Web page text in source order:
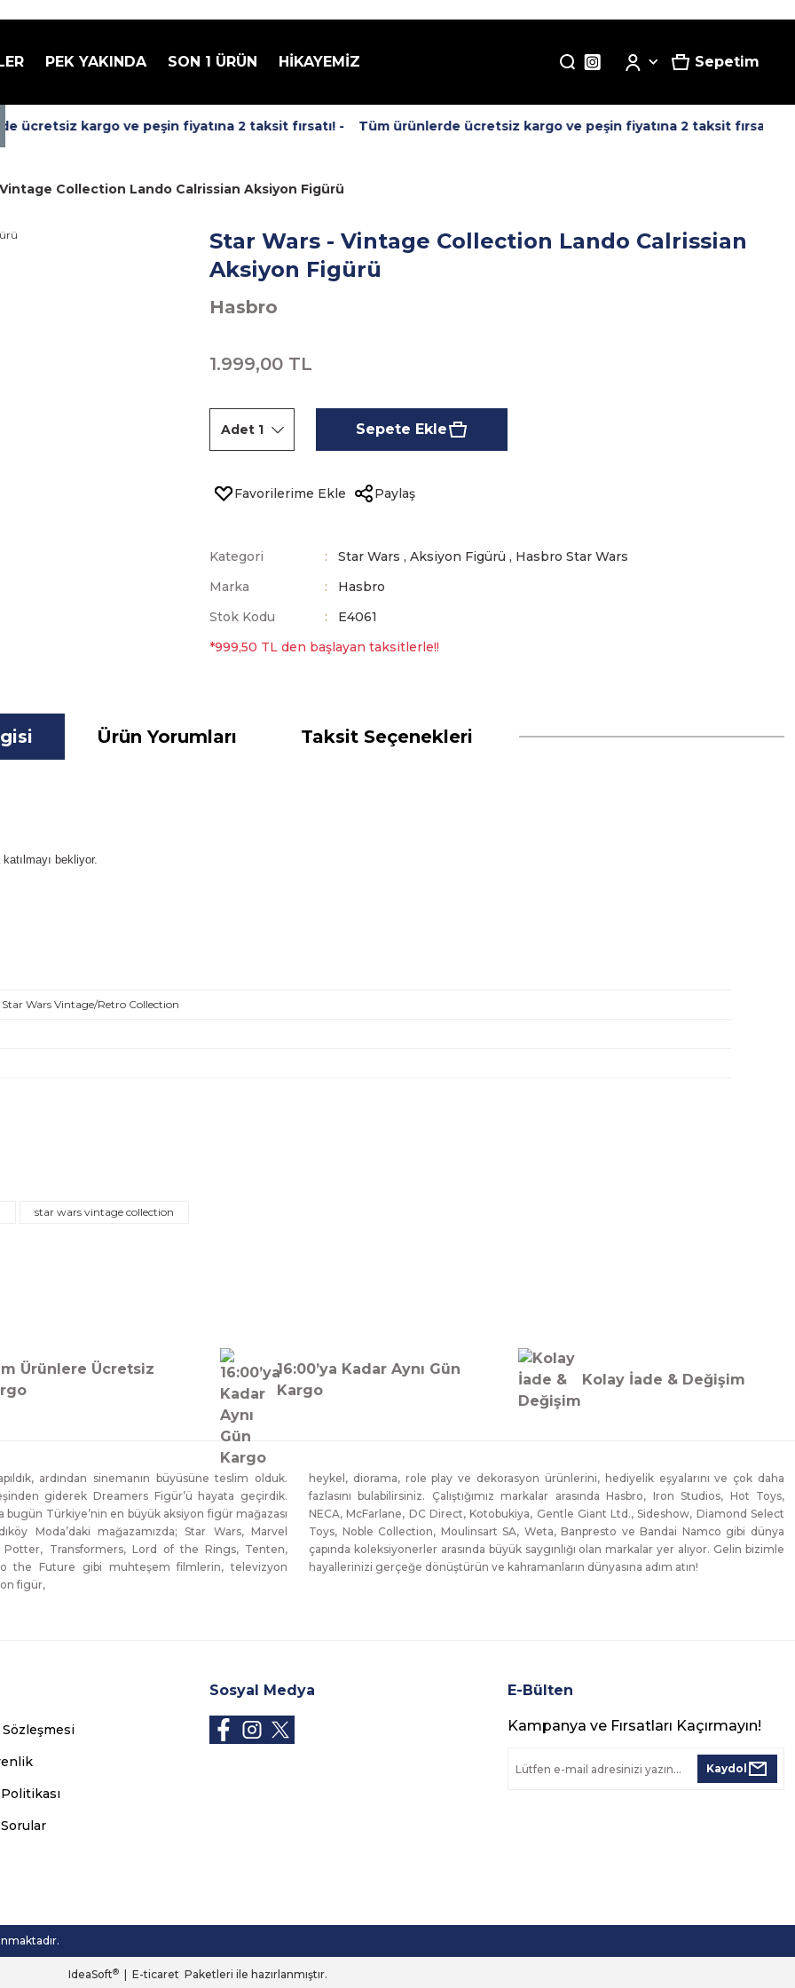
PEK YAKINDA SON 1 ÜRÜN HİKAYEMİZ Sepetim
ücretsiz kargo ve peşin fiyatına 2 taksit fırsatı! - Tüm ürünlerde ücretsiz kargo ve peşin fiyatına 2 taksit fırsatı! -
Collection Lando Calrissian Aksiyon Figürü
Star Wars - Vintage Collection Lando Calrissian
Aksiyon Figürü
Hasbro
1.999,00 TL
Sepete Ekle
Paylaş
Kategori Star Wars , Aksiyon Figürü , Hasbro Star Wars
Marka
Hasbro
Stok Kodu
E4061
*999,50 TL den başlayan taksitlerle!!
Ürün Yorumları Taksit Seçenekleri
bekliyor.
Wars Vintage/Retro Collection
star wars vintage collection
Ürünlere Ücretsiz
16:00’ya Kadar Aynı Gün
Kargo
Kolay İade & Değişim
ardından sinemanın büyüsüne teslim olduk.
giderek Dreamers Figür’ü hayata geçirdik.
bugün Türkiye’nin en büyük aksiyon figür mağazası
Moda’daki mağazamızda; Star Wars, Marvel
Potter, Transformers, Lord of the Rings, Tenten,
the Future gibi muhteşem filmlerin, televizyon
figür,
heykel, diorama, role play ve dekorasyon ürünlerini, hediyelik eşyalarını ve çok daha
fazlasını bulabilirsiniz. Çalıştığımız markalar arasında Hasbro, Iron Studios, Hot Toys,
NECA, McFarlane, DC Direct, Kotobukiya, Gentle Giant Ltd., Sideshow, Diamond Select
Toys, Noble Collection, Moulinsart SA, Weta, Banpresto ve Bandai Namco gibi dünya
çapında koleksiyonerler arasında büyük saygınlığı olan markalar yer alıyor. Gelin bizimle
hayallerinizi gerçeğe dönüştürün ve kahramanların dünyasına adım atın!
Sözleşmesi
Sosyal Medya E-Bülten
Kampanya ve Fırsatları Kaçırmayın!
Kaydol
IdeaSoft® E-ticaret Paketleri ile hazırlanmıştır.